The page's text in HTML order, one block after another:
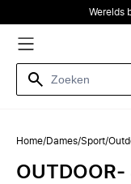
Werelds
Home/Dames/Sport/
OUTDOOR-